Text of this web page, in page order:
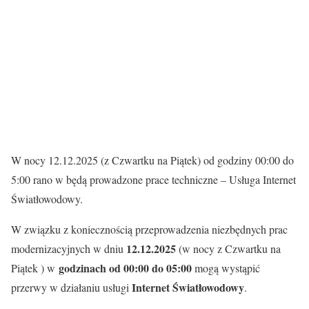
W nocy 12.12.2025 (z Czwartku na Piątek) od godziny 00:00 do
5:00 rano w będą prowadzone prace techniczne – Usługa Internet
Światłowodowy.
W związku z koniecznością przeprowadzenia niezbędnych prac
modernizacyjnych w dniu 12.12.2025(w nocy z Czwartku na
Piątek ) w godzinach od 00:00 do 05:00mogą wystąpić
przerwy w działaniu usługi Internet Światłowodowy.